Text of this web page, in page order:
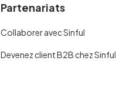
Partenariats
Collaborer avec Sinful
Devenez client B2B chez Sinful